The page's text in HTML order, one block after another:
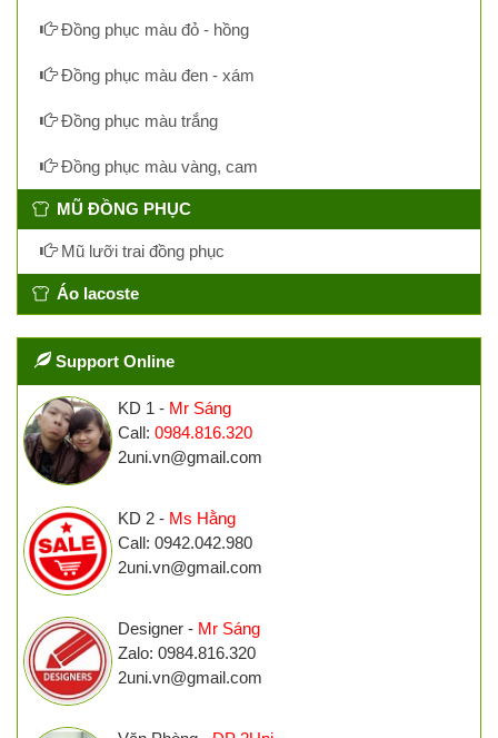
Đồng phục màu đỏ - hồng
Đồng phục màu đen - xám
Đồng phục màu trắng
Đồng phục màu vàng, cam
MŨ ĐỒNG PHỤC
Mũ lưỡi trai đồng phục
Áo lacoste
Support Online
KD 1 - Mr Sáng
Call: 0984.816.320
2uni.vn@gmail.com
KD 2 - Ms Hằng
Call: 0942.042.980
2uni.vn@gmail.com
Designer - Mr Sáng
Zalo: 0984.816.320
2uni.vn@gmail.com